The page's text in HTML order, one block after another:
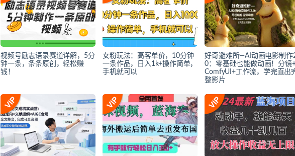
视频号励志语录赛道详解，5分
钟一条，条条原创，轻松赚
钱！
女粉玩法：高客单价，10分钟
一条作品，日入1k+操作简单，
手机就可以
好奇避难所—AI动画电影制作
0：零基础也能做动画！分镜
ComfyUI+工作流，学完直出
整影片